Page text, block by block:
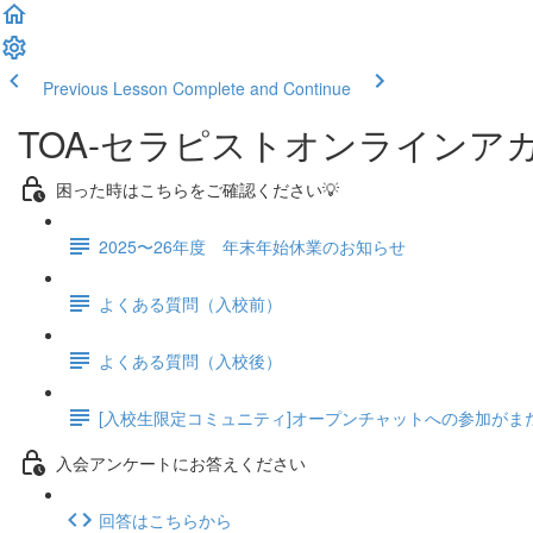
Previous Lesson Complete and Continue
TOA-セラピストオンラインア
困った時はこちらをご確認ください💡
2025〜26年度 年末年始休業のお知らせ
よくある質問（入校前）
よくある質問（入校後）
[入校生限定コミュニティ]オープンチャットへの参加がま
入会アンケートにお答えください
回答はこちらから